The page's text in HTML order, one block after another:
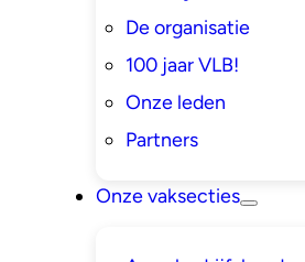
De organisatie
100 jaar VLB!
Onze leden
Partners
Onze vaksecties